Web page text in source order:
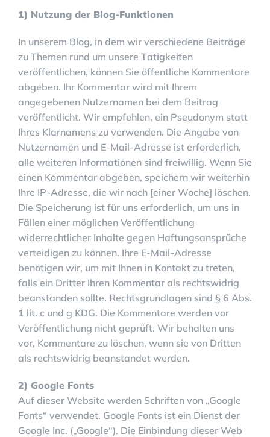
1) Nutzung der Blog-Funktionen
In unserem Blog, in dem wir verschiedene Beiträge
zu Themen rund um unsere Tätigkeiten
veröffentlichen, können Sie öffentliche Kommentare
abgeben. Ihr Kommentar wird mit Ihrem
angegebenen Nutzernamen bei dem Beitrag
veröffentlicht. Wir empfehlen, ein Pseudonym statt
Ihres Klarnamens zu verwenden. Die Angabe von
Nutzernamen und E-Mail-Adresse ist erforderlich,
alle weiteren Informationen sind freiwillig. Wenn Sie
einen Kommentar abgeben, speichern wir weiterhin
Ihre IP-Adresse, die wir nach [einer Woche] löschen.
Die Speicherung ist für uns erforderlich, um uns in
Fällen einer möglichen Veröffentlichung
widerrechtlicher Inhalte gegen Haftungsansprüche
verteidigen zu können. Ihre E-Mail-Adresse
benötigen wir, um mit Ihnen in Kontakt zu treten,
falls ein Dritter Ihren Kommentar als rechtswidrig
beanstanden sollte. Rechtsgrundlagen sind § 6 Abs.
1 lit. c und g KDG. Die Kommentare werden vor
Veröffentlichung nicht geprüft. Wir behalten uns
vor, Kommentare zu löschen, wenn sie von Dritten
als rechtswidrig beanstandet werden.
2) Google Fonts
Auf dieser Website werden Schriften von „Google
Fonts“ verwendet. Google Fonts ist ein Dienst der
Google Inc. („Google“). Die Einbindung dieser Web